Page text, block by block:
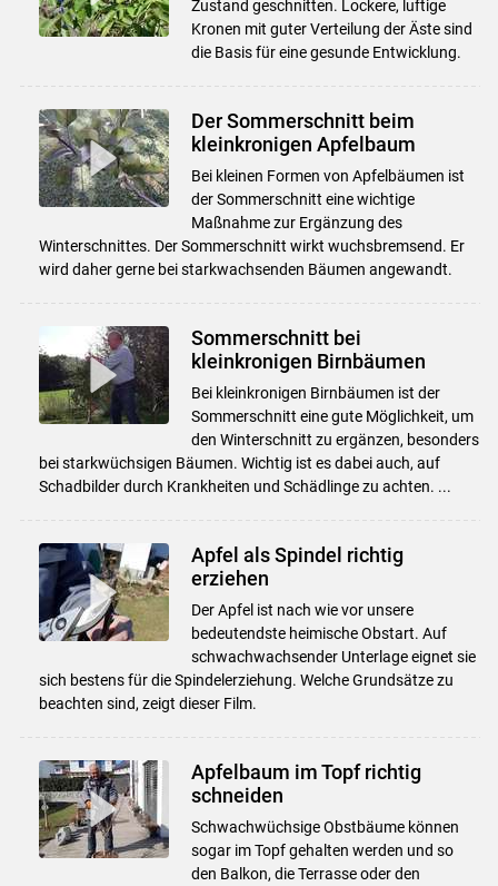
Zustand geschnitten. Lockere, luftige
Kronen mit guter Verteilung der Äste sind
die Basis für eine gesunde Entwicklung.
Der Sommerschnitt beim
kleinkronigen Apfelbaum
Bei kleinen Formen von Apfelbäumen ist
der Sommerschnitt eine wichtige
Maßnahme zur Ergänzung des
Winterschnittes. Der Sommerschnitt wirkt wuchsbremsend. Er
wird daher gerne bei starkwachsenden Bäumen angewandt.
Sommerschnitt bei
kleinkronigen Birnbäumen
Bei kleinkronigen Birnbäumen ist der
Sommerschnitt eine gute Möglichkeit, um
den Winterschnitt zu ergänzen, besonders
bei starkwüchsigen Bäumen. Wichtig ist es dabei auch, auf
Schadbilder durch Krankheiten und Schädlinge zu achten. ...
Apfel als Spindel richtig
erziehen
Der Apfel ist nach wie vor unsere
bedeutendste heimische Obstart. Auf
schwachwachsender Unterlage eignet sie
sich bestens für die Spindelerziehung. Welche Grundsätze zu
beachten sind, zeigt dieser Film.
Apfelbaum im Topf richtig
schneiden
Schwachwüchsige Obstbäume können
sogar im Topf gehalten werden und so
den Balkon, die Terrasse oder den